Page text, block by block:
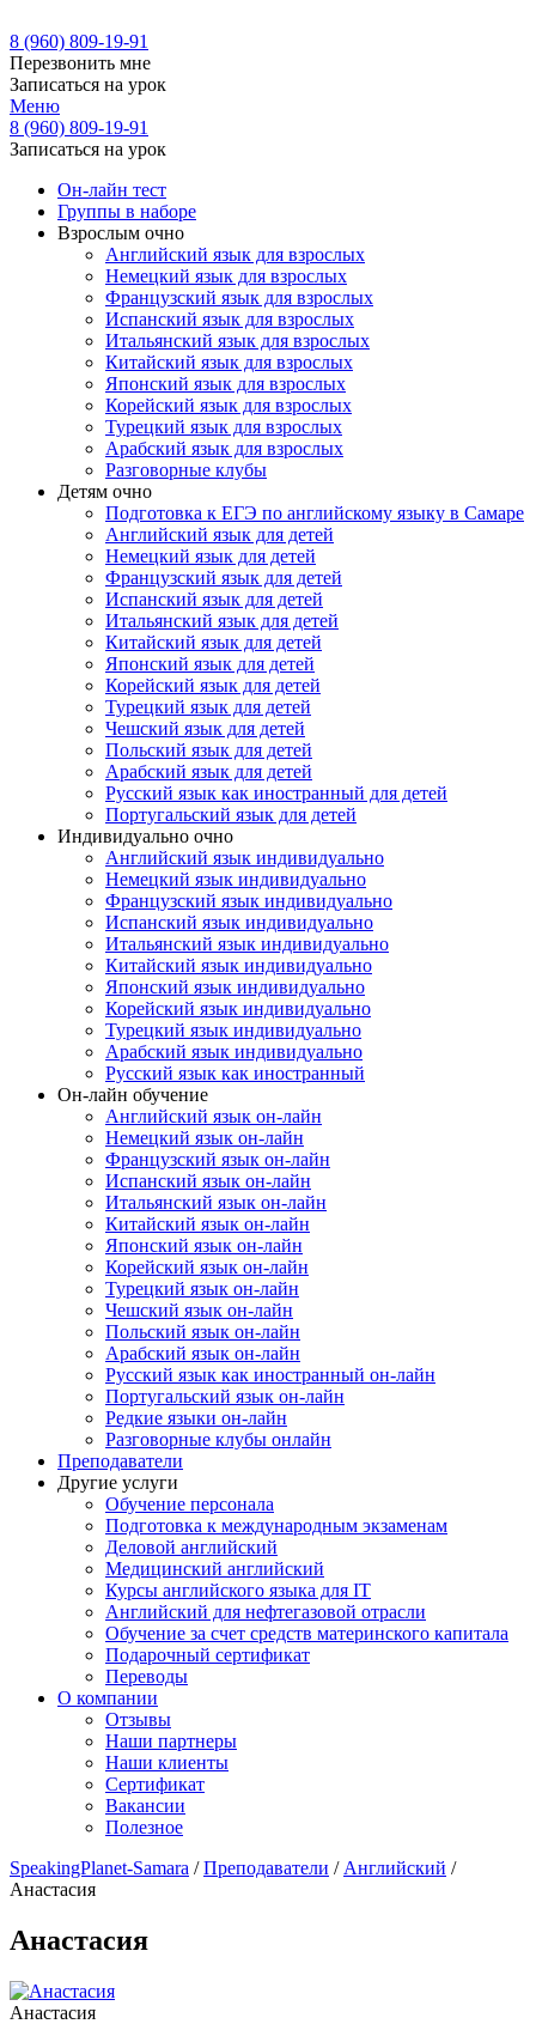
8 (960) 809-19-91
Перезвонить мне
Записаться на урок
Меню
8 (960) 809-19-91
Записаться на урок
Он-лайн тест
Группы в наборе
Взрослым очно
Английский язык для взрослых
Немецкий язык для взрослых
Французский язык для взрослых
Испанский язык для взрослых
Итальянский язык для взрослых
Китайский язык для взрослых
Японский язык для взрослых
Корейский язык для взрослых
Турецкий язык для взрослых
Арабский язык для взрослых
Разговорные клубы
Детям очно
Подготовка к ЕГЭ по английскому языку в Самаре
Английский язык для детей
Немецкий язык для детей
Французский язык для детей
Испанский язык для детей
Итальянский язык для детей
Китайский язык для детей
Японский язык для детей
Корейский язык для детей
Турецкий язык для детей
Чешский язык для детей
Польский язык для детей
Арабский язык для детей
Русский язык как иностранный для детей
Португальский язык для детей
Индивидуально очно
Английский язык индивидуально
Немецкий язык индивидуально
Французский язык индивидуально
Испанский язык индивидуально
Итальянский язык индивидуально
Китайский язык индивидуально
Японский язык индивидуально
Корейский язык индивидуально
Турецкий язык индивидуально
Арабский язык индивидуально
Русский язык как иностранный
Он-лайн обучение
Английский язык он-лайн
Немецкий язык он-лайн
Французский язык он-лайн
Испанский язык он-лайн
Итальянский язык он-лайн
Китайский язык он-лайн
Японский язык он-лайн
Корейский язык он-лайн
Турецкий язык он-лайн
Чешский язык он-лайн
Польский язык он-лайн
Арабский язык он-лайн
Русский язык как иностранный он-лайн
Португальский язык он-лайн
Редкие языки он-лайн
Разговорные клубы онлайн
Преподаватели
Другие услуги
Обучение персонала
Подготовка к международным экзаменам
Деловой английский
Медицинский английский
Курсы английского языка для IT
Английский для нефтегазовой отрасли
Обучение за счет средств материнского капитала
Подарочный сертификат
Переводы
О компании
Отзывы
Наши партнеры
Наши клиенты
Сертификат
Вакансии
Полезное
SpeakingPlanet-Samara /Преподаватели / Английский /
Анастасия
Анастасия
Анастасия